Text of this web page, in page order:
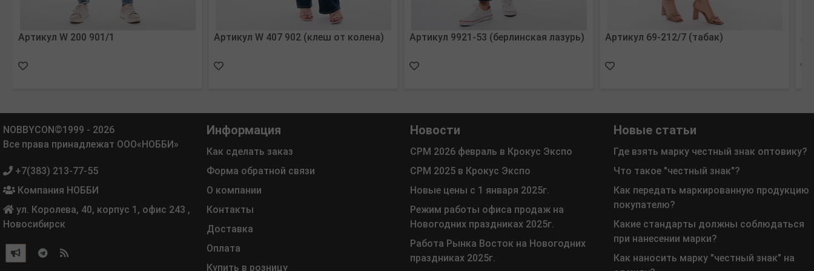
Артикул W 200 901/1 Артикул W 407 902 (клеш от колена) Артикул 9921-53 (берлинская лазурь) Артикул 69-212/7 (табак)
NOBBYCON©1999 - 2026
Все права принадлежат ООО«НОББИ»
+7(383) 213-77-55
Компания НОББИ
ул. Королева, 40, корпус 1, офис 243 ,
Новосибирск
Информация
Как сделать заказ
Форма обратной связи
О компании
Контакты
Доставка
Оплата
Купить в розницу
Новости
СРМ 2026 февраль в Крокус Экспо
СРМ 2025 в Крокус Экспо
Новые цены с 1 января 2025г.
Режим работы офиса продаж на
Новогодних праздниках 2025г.
Работа Рынка Восток на Новогодних
праздниках 2025г.
Новые статьи
Где взять марку честный знак оптовику?
Что такое "честный знак"?
Как передать маркированную продукцию
покупателю?
Какие стандарты должны соблюдаться
при нанесении марки?
Как наносить марку "честный знак" на